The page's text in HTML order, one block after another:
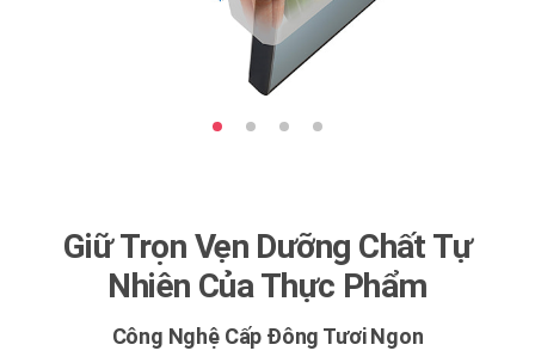
Giữ Trọn Vẹn Dưỡng Chất Tự
Nhiên Của Thực Phẩm
Công Nghệ Cấp Đông Tươi Ngon